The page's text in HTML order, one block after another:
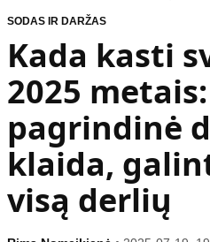
Naujausi straipsniai
Gyvenimas
Mada
Mokslas
Namai ir interjeras
Populiaru
SODAS IR DARŽAS
Kada kasti
2025 metais:
pagrindinė
klaida,
visą derlių